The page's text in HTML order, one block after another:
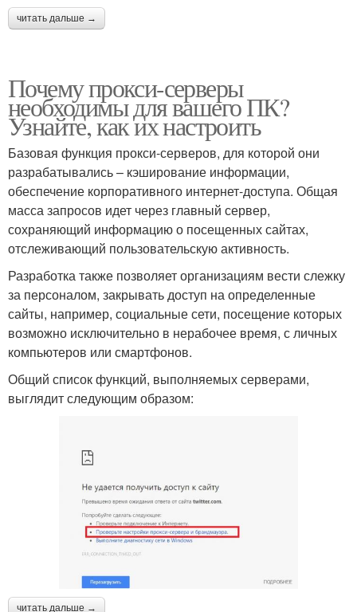
читать дальше →
Почему прокси-серверы
необходимы для вашего ПК?
Узнайте, как их настроить
Базовая функция прокси-серверов, для которой они
разрабатывались – кэширование информации,
обеспечение корпоративного интернет-доступа. Общая
масса запросов идет через главный сервер,
сохраняющий информацию о посещенных сайтах,
отслеживающий пользовательскую активность.
Разработка также позволяет организациям вести слежку
за персоналом, закрывать доступ на определенные
сайты, например, социальные сети, посещение которых
возможно исключительно в нерабочее время, с личных
компьютеров или смартфонов.
Общий список функций, выполняемых серверами,
выглядит следующим образом:
читать дальше →